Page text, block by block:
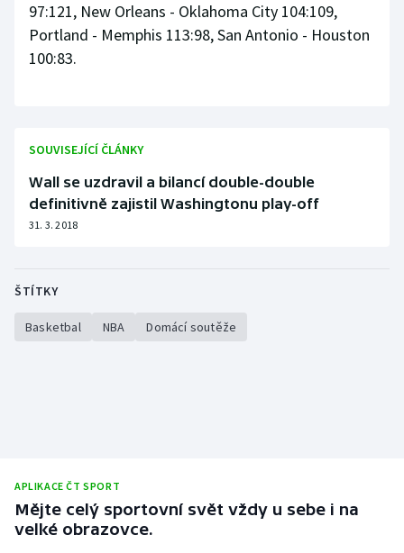
97:121, New Orleans - Oklahoma City 104:109,
Portland - Memphis 113:98, San Antonio - Houston
100:83.
SOUVISEJÍCÍ ČLÁNKY
Wall se uzdravil a bilancí double-double
definitivně zajistil Washingtonu play-off
31. 3. 2018
ŠTÍTKY
Basketbal NBA Domácí soutěže
APLIKACE ČT SPORT
Mějte celý sportovní svět vždy u sebe i na
velké obrazovce.